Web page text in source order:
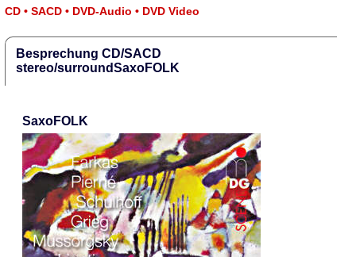
CD • SACD • DVD-Audio • DVD Video
Besprechung CD/SACD
stereo/surroundSaxoFOLK
SaxoFOLK